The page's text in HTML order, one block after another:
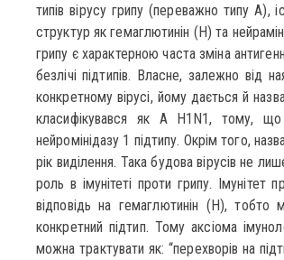
типів вірусу грипу (переважно типу А),
структур як гемаглютинін (H) та
грипу є характерною часта зміна
безлічі підтипів. Власне, залежно від
конкретному вірусі, йому дається й
класифікувався як А Н1N1, тому,
нейромінідазу 1 підтипу. Окрім того,
рік виділення. Така будова вірусів не
роль в імунітеті проти грипу.
відповідь на гемаглютинін (H),
конкретний підтип. Тому аксіома
можна трактувати як: “перехворів на